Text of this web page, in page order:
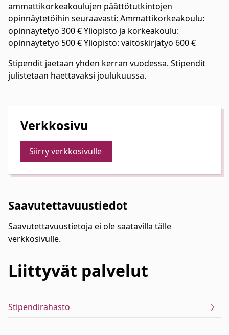
ammattikorkeakoulujen päättötutkintojen
opinnäytetöihin seuraavasti: Ammattikorkeakoulu:
opinnäytetyö 300 € Yliopisto ja korkeakoulu:
opinnäytetyö 500 € Yliopisto: väitöskirjatyö 600 €
Stipendit jaetaan yhden kerran vuodessa. Stipendit
julistetaan haettavaksi joulukuussa.
Verkkosivu
Siirry verkkosivulle
Saavutettavuustiedot
Saavutettavuustietoja ei ole saatavilla tälle
verkkosivulle.
Liittyvät palvelut
Stipendirahasto